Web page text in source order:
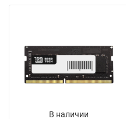
В наличии